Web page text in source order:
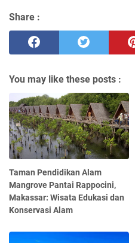
Share :
You may like these posts :
Taman Pendidikan Alam
Mangrove Pantai Rappocini,
Makassar: Wisata Edukasi dan
Konservasi Alam